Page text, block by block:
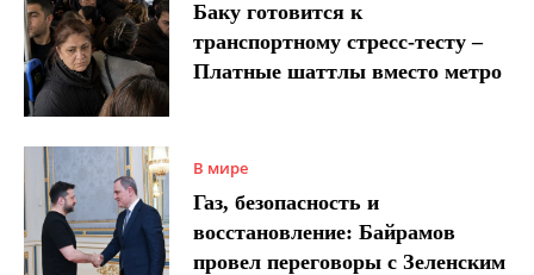
Баку готовится к
транспортному стресс-тесту –
Платные шаттлы вместо метро
В мире
Газ, безопасность и
восстановление: Байрамов
провел переговоры с Зеленским